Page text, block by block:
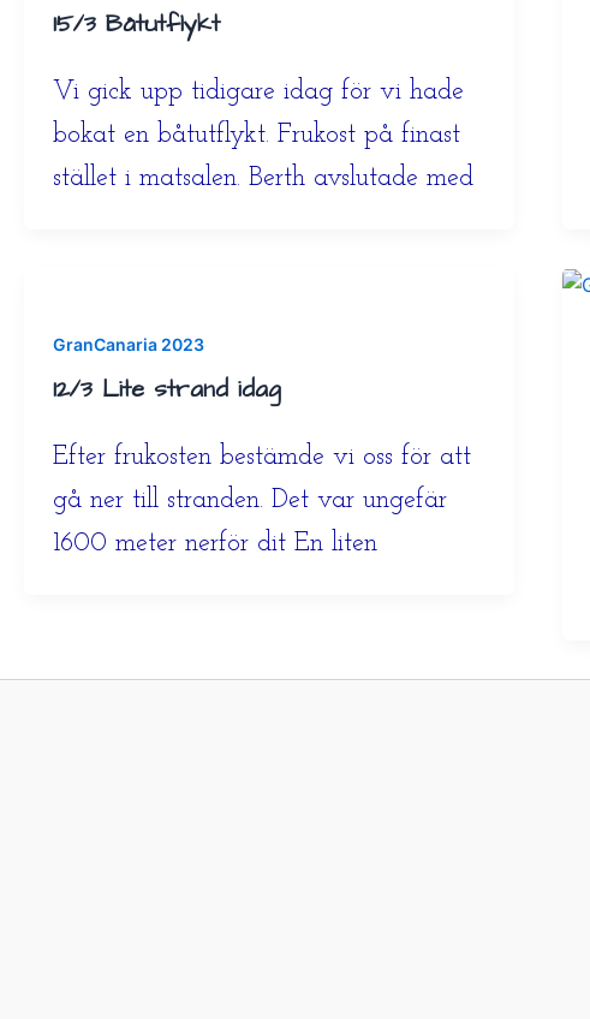
15/3 Båtutflykt
Vi gick upp tidigare idag för vi hade
bokat en båtutflykt. Frukost på finast
stället i matsalen. Berth avslutade med
GranCanaria 2023
12/3 Lite strand idag
Efter frukosten bestämde vi oss för att
gå ner till stranden. Det var ungefär
1600 meter nerför dit En liten